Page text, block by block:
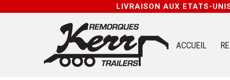
LIVRAISON AUX ETATS-
ACCUEIL